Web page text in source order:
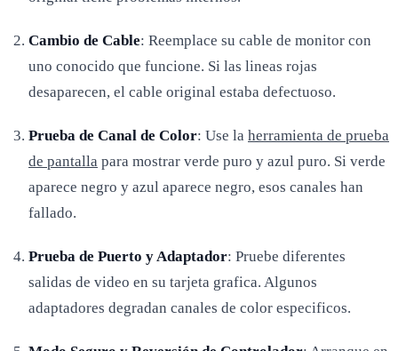
Cambio de Cable: Reemplace su cable de monitor con
uno conocido que funcione. Si las lineas rojas
desaparecen, el cable original estaba defectuoso.
Prueba de Canal de Color: Use la herramienta de prueba
de pantalla para mostrar verde puro y azul puro. Si verde
aparece negro y azul aparece negro, esos canales han
fallado.
Prueba de Puerto y Adaptador: Pruebe diferentes
salidas de video en su tarjeta grafica. Algunos
adaptadores degradan canales de color especificos.